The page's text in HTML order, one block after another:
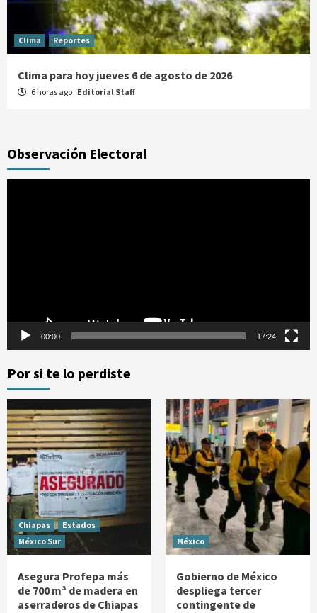
Clima Reportes
Clima para hoy jueves 6 de agosto de 2026
6 horas ago Editorial Staff
Observación Electoral
00:00 17:24
Por si te lo perdiste
Chiapas
Estados
México Sur
Asegura Profepa más
de 700 m³ de madera en
aserraderos de Chiapas
México
Gobierno de México
despliega tercer
contingente de